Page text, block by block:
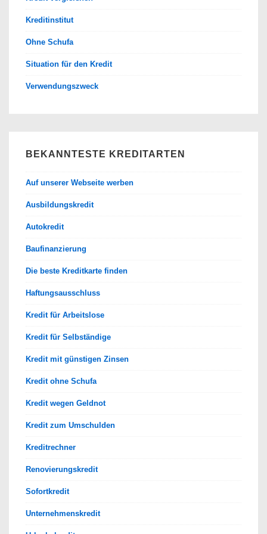
Kreditinstitut
Ohne Schufa
Situation für den Kredit
Verwendungszweck
BEKANNTESTE KREDITARTEN
Auf unserer Webseite werben
Ausbildungskredit
Autokredit
Baufinanzierung
Die beste Kreditkarte finden
Haftungsausschluss
Kredit für Arbeitslose
Kredit für Selbständige
Kredit mit günstigen Zinsen
Kredit ohne Schufa
Kredit wegen Geldnot
Kredit zum Umschulden
Kreditrechner
Renovierungskredit
Sofortkredit
Unternehmenskredit